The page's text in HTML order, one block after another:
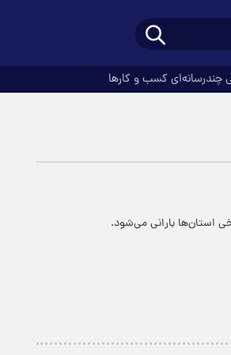
چندرسانه‌ای کسب و کارها
استان‌ها بارانی می‌شود.